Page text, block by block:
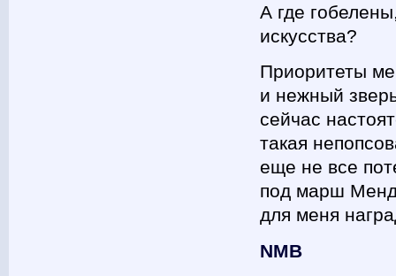
А где
искусства?
Приоритеты
и нежный
сейчас
такая
еще не все
под марш
для меня
NMB